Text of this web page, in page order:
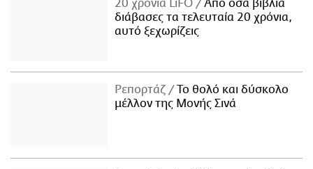
20 χρόνια LiFO
Από όσα βιβλία
διάβασες τα τελευταία 20 χρόνια,
αυτό ξεχωρίζεις
Ρεπορτάζ
Το θολό και δύσκολο
μέλλον της Μονής Σινά